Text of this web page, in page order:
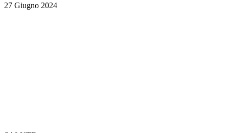
27 Giugno 2024